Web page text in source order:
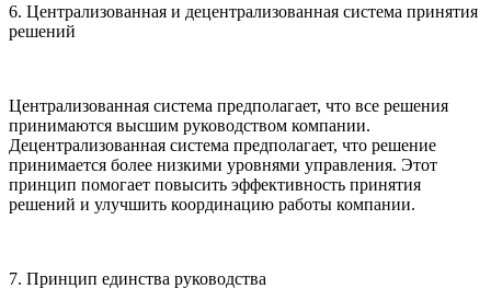
6. Централизованная и децентрализованная система принятия
решений
Централизованная система предполагает, что все решения
принимаются высшим руководством компании.
Децентрализованная система предполагает, что решение
принимается более низкими уровнями управления. Этот
принцип помогает повысить эффективность принятия
решений и улучшить координацию работы компании.
7. Принцип единства руководства